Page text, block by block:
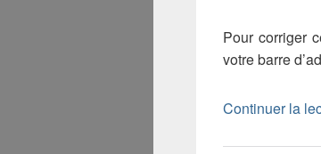
Pour corriger
votre barre
Continuer la